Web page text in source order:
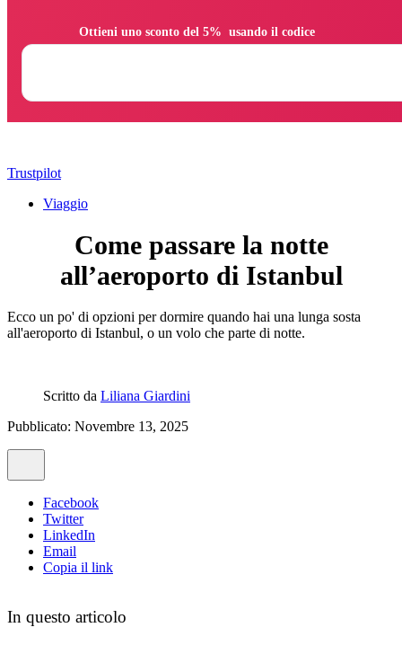
Trustpilot
Viaggio
Come passare la notte
all’aeroporto di Istanbul
Ecco un po' di opzioni per dormire quando hai una lunga sosta
all'aeroporto di Istanbul, o un volo che parte di notte.
Scritto da Liliana Giardini
Pubblicato: Novembre 13, 2025
Facebook
Twitter
LinkedIn
Email
Copia il link
In questo articolo